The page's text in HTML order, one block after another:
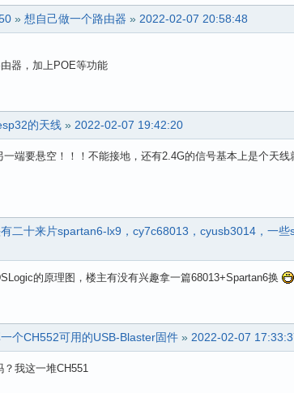
» 想自己做一个路由器 » 2022-02-07 20:58:48
器，加上POE等功能
的天线 » 2022-02-07 19:42:20
一端要悬空！！！不能接地，还有2.4G的信号基本上是个天
二十来片spartan6-lx9，cy7c68013，cyusb3014，一
的原理图，楼主有没有兴趣拿一篇68013+Spartan6换
个CH552可用的USB-Blaster固件 » 2022-02-07
？我这一堆CH551